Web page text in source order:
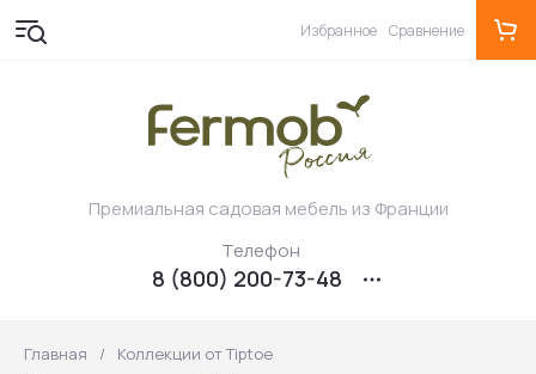
Премиальная садовая мебель из Франции
Телефон
8 (800) 200-73-48
Избранное Сравнение
Главная / Коллекции от Tiptoe